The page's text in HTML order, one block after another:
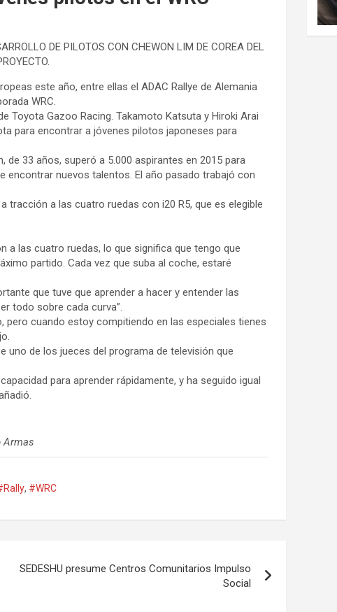
DE PILOTOS CON CHEWON LIM DE COREA DEL
este año, entre ellas el ADAC Rallye de Alemania
WRC.
Toyota Gazoo Racing. Takamoto Katsuta y Hiroki Arai
para encontrar a jóvenes pilotos japoneses para
33 años, superó a 5.000 aspirantes en 2015 para
encontrar nuevos talentos. El año pasado trabajó con
tracción a las cuatro ruedas con i20 R5, que es elegible
a las cuatro ruedas, lo que significa que tengo que
partido. Cada vez que suba al coche, estaré
que tuve que aprender a hacer y entender las
todo sobre cada curva”.
pero cuando estoy compitiendo en las especiales tienes
uno de los jueces del programa de televisión que
para aprender rápidamente, y ha seguido igual
Armas
, #WRC
SEDESHU presume Centros Comunitarios Impulso
Social